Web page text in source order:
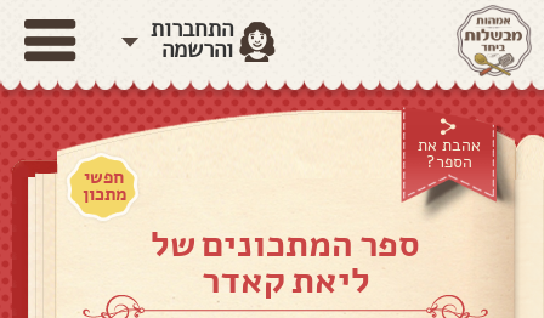
התחברות
והרשמה
אהבת את
הספר?
חפשי
מתכון
ספר המתכונים של
ליאת קאדר